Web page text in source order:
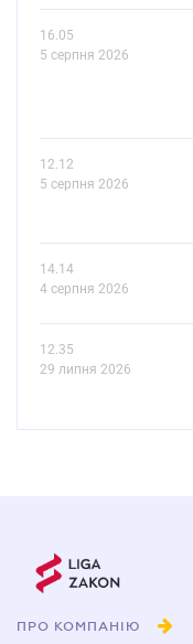
16.05
5 серпня 2026
12.12
5 серпня 2026
14.14
4 серпня 2026
12.35
29 липня 2026
ПРО КОМПАНІЮ